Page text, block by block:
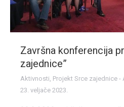
Završna konferencija
zajednice”
Aktivnosti Projekt Srce zajednice -
23. veljače 2023.